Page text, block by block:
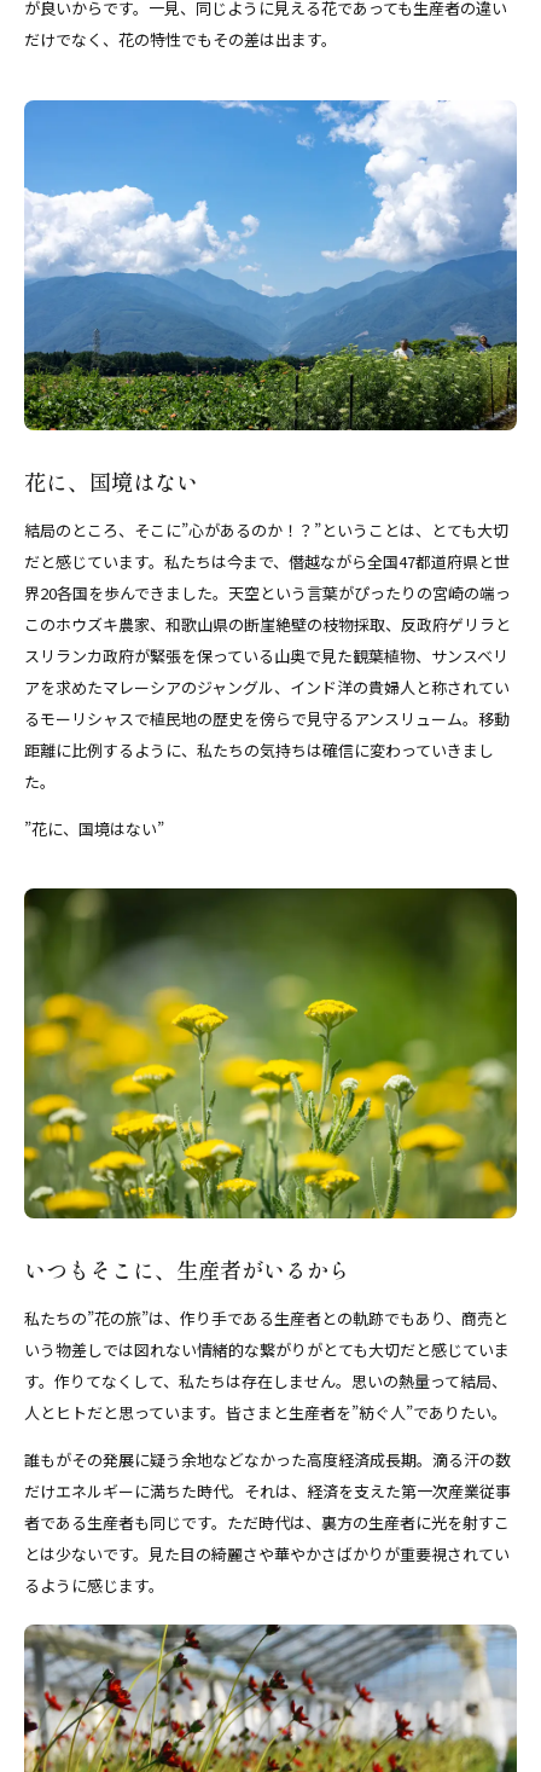
が良いからです。一見、同じように見える花であっても生産者の違い
だけでなく、花の特性でもその差は出ます。
花に、国境はない
結局のところ、そこに”心があるのか！？”ということは、とても大切
だと感じています。私たちは今まで、僭越ながら全国47都道府県と世
界20各国を歩んできました。天空という言葉がぴったりの宮崎の端っ
このホウズキ農家、和歌山県の断崖絶壁の枝物採取、反政府ゲリラと
スリランカ政府が緊張を保っている山奥で見た観葉植物、サンスベリ
アを求めたマレーシアのジャングル、インド洋の貴婦人と称されてい
るモーリシャスで植民地の歴史を傍らで見守るアンスリューム。移動
距離に比例するように、私たちの気持ちは確信に変わっていきまし
た。
”花に、国境はない”
いつもそこに、生産者がいるから
私たちの”花の旅”は、作り手である生産者との軌跡でもあり、商売と
いう物差しでは図れない情緒的な繋がりがとても大切だと感じていま
す。作りてなくして、私たちは存在しません。思いの熱量って結局、
人とヒトだと思っています。皆さまと生産者を”紡ぐ人”でありたい。
誰もがその発展に疑う余地などなかった高度経済成長期。滴る汗の数
だけエネルギーに満ちた時代。それは、経済を支えた第一次産業従事
者である生産者も同じです。ただ時代は、裏方の生産者に光を射すこ
とは少ないです。見た目の綺麗さや華やかさばかりが重要視されてい
るように感じます。